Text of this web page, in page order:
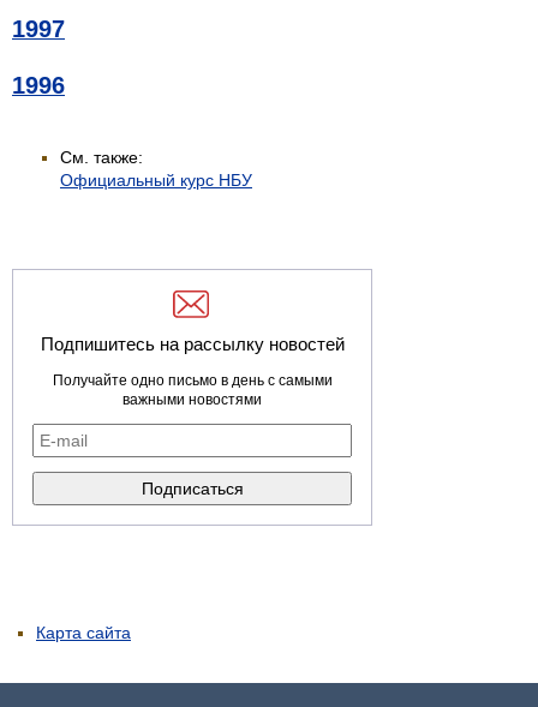
1997
1996
См. также:
Официальный курс НБУ
Подпишитесь на рассылку новостей
Получайте одно письмо в день с самыми
важными новостями
Карта сайта